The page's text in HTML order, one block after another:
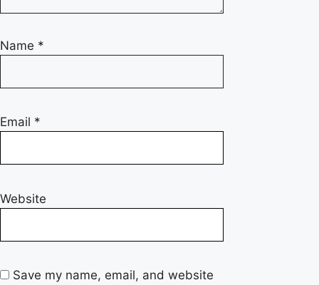
Name *
Email *
Website
Save my name, email, and website